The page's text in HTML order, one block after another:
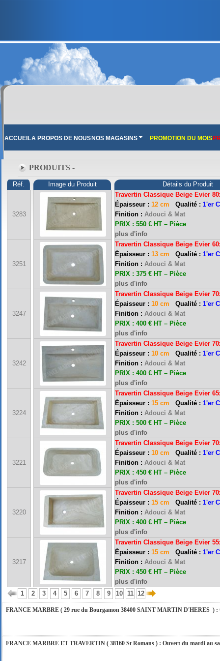
ACCUEILA PROPOS DE NOUS NOS MAGASINS PROMOTION DU MOIS
PRODUITS -
Réf. Image du Produit Détails du Produit
3283
Travertin Classique Beige Evier
Épaisseur : 12 cm Qualité : 1'er
Finition : Adouci & Mat
PRIX : 550 € HT – Pièce
plus d'info
3251
Travertin Classique Beige Evier
Épaisseur : 13 cm Qualité : 1'er
Finition : Adouci & Mat
PRIX : 375 € HT – Pièce
plus d'info
3247
Travertin Classique Beige Evier
Épaisseur : 10 cm Qualité : 1'er
Finition : Adouci & Mat
PRIX : 400 € HT – Pièce
plus d'info
3242
Travertin Classique Beige Evier
Épaisseur : 10 cm Qualité : 1'er
Finition : Adouci & Mat
PRIX : 400 € HT – Pièce
plus d'info
3224
Travertin Classique Beige Evier
Épaisseur : 15 cm Qualité : 1'er
Finition : Adouci & Mat
PRIX : 500 € HT – Pièce
plus d'info
3221
Travertin Classique Beige Evier
Épaisseur : 10 cm Qualité : 1'er
Finition : Adouci & Mat
PRIX : 450 € HT – Pièce
plus d'info
3220
Travertin Classique Beige Evier
Épaisseur : 15 cm Qualité : 1'er
Finition : Adouci & Mat
PRIX : 400 € HT – Pièce
plus d'info
3217
Travertin Classique Beige Evier
Épaisseur : 15 cm Qualité : 1'er
Finition : Adouci & Mat
PRIX : 450 € HT – Pièce
plus d'info
1
2 3 4 5 6 7 8 9 10 11 12
FRANCE MARBRE 13 ( 13680 LANCON PROVENCE ): Ouvert du mardi au
FRANCE MARBRE 84 ( 84600 VALREAS ): Ouvert du mardi au samedi inclus de
FERMETURE POUR CONGES ANNUELS : Nous serons fermés du 10 au 31
vous répondrons dans les meilleurs délais. Nous aurons le plaisir de vous
FRANCE MARBRE ( 29 rue du Bourgamon 38400 SAINT MARTIN D'HERES ) :
FRANCE MARBRE ET TRAVERTIN ( 38160 St Romans ) : Ouvert du mardi au